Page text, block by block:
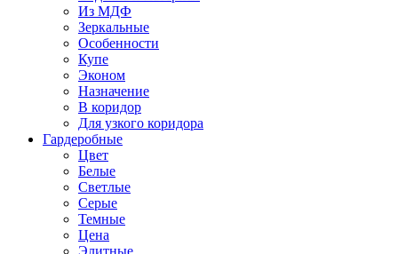
Из МДФ
Зеркальные
Особенности
Купе
Эконом
Назначение
В коридор
Для узкого коридора
Гардеробные
Цвет
Белые
Светлые
Серые
Темные
Цена
Элитные